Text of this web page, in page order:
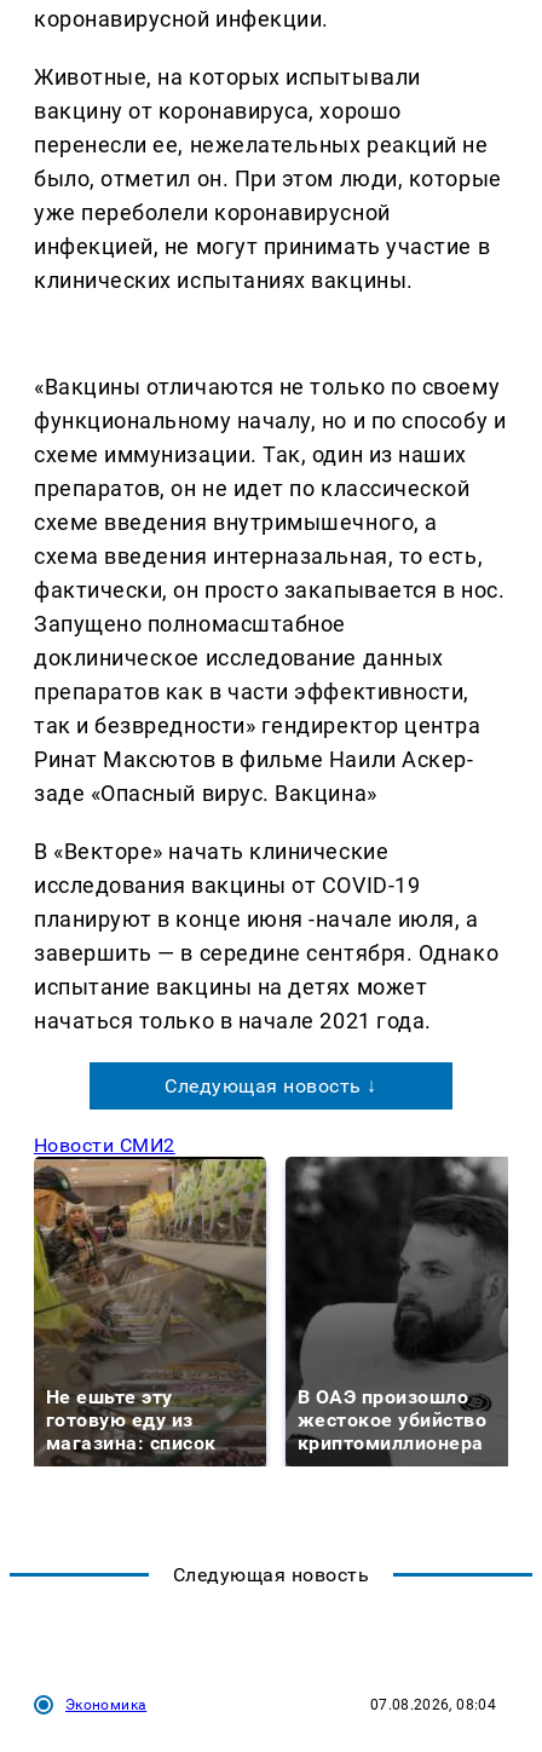
коронавирусной инфекции.
Животные, на которых испытывали
вакцину от коронавируса, хорошо
перенесли ее, нежелательных реакций не
было, отметил он. При этом люди, которые
уже переболели коронавирусной
инфекцией, не могут принимать участие в
клинических испытаниях вакцины.
«Вакцины отличаются не только по своему
функциональному началу, но и по способу и
схеме иммунизации. Так, один из наших
препаратов, он не идет по классической
схеме введения внутримышечного, а
схема введения интерназальная, то есть,
фактически, он просто закапывается в нос.
Запущено полномасштабное
доклиническое исследование данных
препаратов как в части эффективности,
так и безвредности» гендиректор центра
Ринат Максютов в фильме Наили Аскер-
заде «Опасный вирус. Вакцина»
В «Векторе» начать клинические
исследования вакцины от COVID-19
планируют в конце июня -начале июля, а
завершить — в середине сентября. Однако
испытание вакцины на детях может
начаться только в начале 2021 года.
Следующая новость ↓
Новости СМИ2
Не ешьте эту
готовую еду из
магазина: список
В ОАЭ произошло
жестокое убийство
криптомиллионера
Следующая новость
Экономика 07.08.2026, 08:04